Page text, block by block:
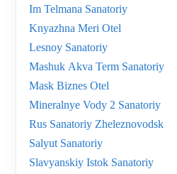
Im Telmana Sanatoriy
Knyazhna Meri Otel
Lesnoy Sanatoriy
Mashuk Akva Term Sanatoriy
Mask Biznes Otel
Mineralnye Vody 2 Sanatoriy
Rus Sanatoriy Zheleznovodsk
Salyut Sanatoriy
Slavyanskiy Istok Sanatoriy